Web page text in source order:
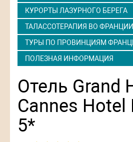
КУРОРТЫ ЛАЗУРНОГО БЕРЕГА
ТАЛАССОТЕРАПИЯ ВО ФРАНЦИИ
ТУРЫ ПО ПРОВИНЦИЯМ
ПОЛЕЗНАЯ ИНФОРМАЦИЯ
Отель Grand
Cannes Hotel
5*